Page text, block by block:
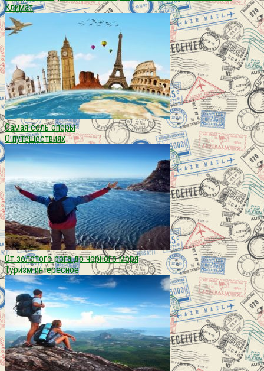
Климат
Самая соль оперы
О путешествиях
От золотого рога до чёрного моря
Туризм интересное